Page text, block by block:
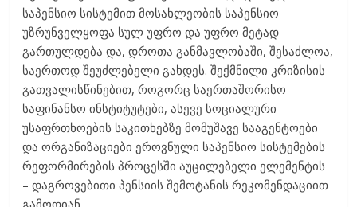
საპენსიო სისტემით მოსახლეობის საპენსიო
უზრუნველყოფა სულ უფრო და უფრო მეტად
გართულდება და, დროთა განმავლობაში, შესაძლოა,
საერთოდ შეუძლებელი გახდეს. შექმნილი კრიზისის
გათვალისწინებით, როგორც საერთაშორისო
საფინანსო ინსტიტუტები, ასევე სოციალური
უსაფრთხოების საკითხებზე მომუშავე სააგენტოები
და ორგანიზაციები ეროვნული საპენსიო სისტემების
რეფორმირების პროცესში აუცილებელი ელემენტის
– დაგროვებითი პენსიის შემოტანის რეკომენდაციით